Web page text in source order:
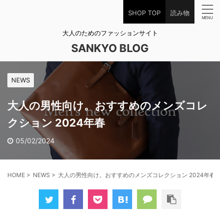
SHOP TOP 読み物
大人のためのファッションサイト
SANKYO BLOG
NEWS
大人の男性向け。おすすめのメンズコレ
クション 2024年春
05/02/2024
HOME > NEWS > 大人の男性向け。おすすめのメンズコレクション 2024年春